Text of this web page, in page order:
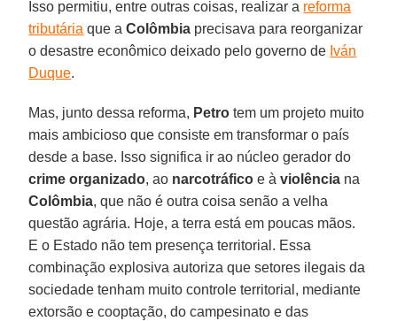
Isso permitiu, entre outras coisas, realizar a reforma
tributária que aColômbia precisava para reorganizar
o desastre econômico deixado pelo governo de Iván
Duque.
Mas, junto dessa reforma, Petro tem um projeto muito
mais ambicioso que consiste em transformar o país
desde a base. Isso significa ir ao núcleo gerador do
crime organizado, ao narcotráfico e àviolência na
Colômbia, que não é outra coisa senão a velha
questão agrária. Hoje, a terra está em poucas mãos.
E o Estado não tem presença territorial. Essa
combinação explosiva autoriza que setores ilegais da
sociedade tenham muito controle territorial, mediante
extorsão e cooptação, do campesinato e das